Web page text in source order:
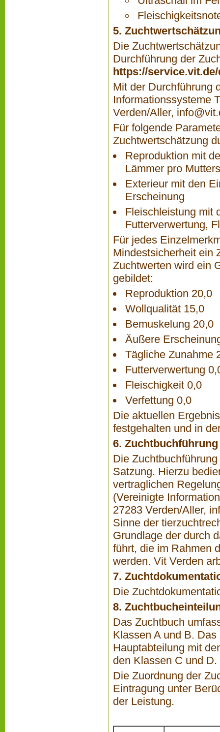
5.
Die
Durchführung der
https://
Mit der Durchführung
Informationssysteme
Verden/Aller,
Für folgende
Zuchtwertschätzung
Reproduktion mit
Lämmer pro
Exterieur mit den
Erscheinung
Fleischleistung mit
Futterverwertung,
Für jedes
Mindestsicherheit ein
Zuchtwerten wird ein
gebildet:
Reproduktion 20,0
Wollqualität 15,0
Bemuskelung 20,0
Äußere
Tägliche Zunahme
Futterverwertung
Fleischigkeit 0,0
Verfettung 0,0
Die aktuellen
festgehalten und in
6. Zuchtbuchführung
Die
Satzung. Hierzu
vertraglichen
(Vereinigte
27283 Verden/Aller,
Sinne der
Grundlage der durch
führt, die im Rahmen
werden. Vit Verden
7.
Die
8.
Das Zuchtbuch
Klassen A und B.
Hauptabteilung mit
den Klassen C und D.
Die Zuordnung der
Eintragung unter
der Leistung.